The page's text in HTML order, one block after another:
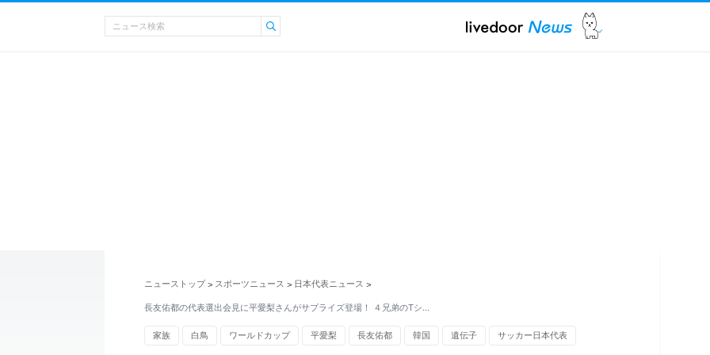
ニューストップ > スポーツニュース > 日本代表ニュース >
長友佑都の代表選出会見に平愛梨さんがサプライズ登場！ ４兄弟のTシ…
家族 白鳥 ワールドカップ 平愛梨 長友佑都 韓国 遺伝子 サッカー日本代表